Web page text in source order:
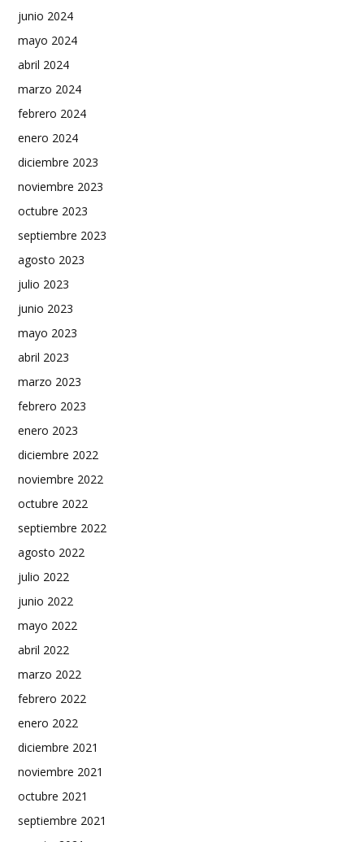
junio 2024
mayo 2024
abril 2024
marzo 2024
febrero 2024
enero 2024
diciembre 2023
noviembre 2023
octubre 2023
septiembre 2023
agosto 2023
julio 2023
junio 2023
mayo 2023
abril 2023
marzo 2023
febrero 2023
enero 2023
diciembre 2022
noviembre 2022
octubre 2022
septiembre 2022
agosto 2022
julio 2022
junio 2022
mayo 2022
abril 2022
marzo 2022
febrero 2022
enero 2022
diciembre 2021
noviembre 2021
octubre 2021
septiembre 2021